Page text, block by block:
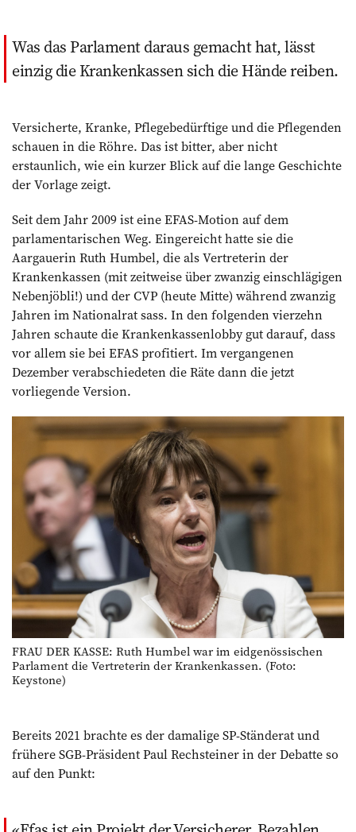
Was das Parlament daraus gemacht hat, lässt
einzig die Krankenkassen sich die Hände reiben.
Versicherte, Kranke, Pflegebedürftige und die Pflegenden
schauen in die Röhre. Das ist bitter, aber nicht
erstaunlich, wie ein kurzer Blick auf die lange Geschichte
der Vorlage zeigt.
Seit dem Jahr 2009 ist eine EFAS-Motion auf dem
parlamentarischen Weg. Eingereicht hatte sie die
Aargauerin Ruth Humbel, die als Vertreterin der
Krankenkassen (mit zeitweise über zwanzig einschlägigen
Nebenjöbli!) und der CVP (heute Mitte) während zwanzig
Jahren im Nationalrat sass. In den folgenden vierzehn
Jahren schaute die Krankenkassenlobby gut darauf, dass
vor allem sie bei EFAS profitiert. Im vergangenen
Dezember verabschiedeten die Räte dann die jetzt
vorliegende Version.
FRAU DER KASSE: Ruth Humbel war im eidgenössischen
Parlament die Vertreterin der Krankenkassen. (Foto:
Keystone)
Bereits 2021 brachte es der damalige SP-Ständerat und
frühere SGB-Präsident Paul Rechsteiner in der Debatte so
auf den Punkt: